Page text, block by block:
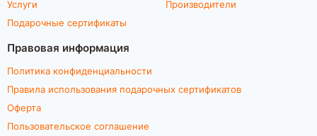
Услуги
Подарочные сертификаты
Производители
Правовая информация
Политика конфиденциальности
Правила использования подарочных сертификатов
Оферта
Пользовательское соглашение